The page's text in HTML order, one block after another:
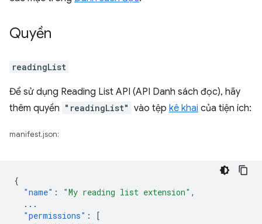
Quyền
readingList
Để sử dụng Reading List API (API Danh sách đọc), hãy
thêm quyền "readingList" vào tệp kê khai của tiện ích:
manifest.json:
{
"name" : "My reading list extension" ,
...
"permissions" :
[